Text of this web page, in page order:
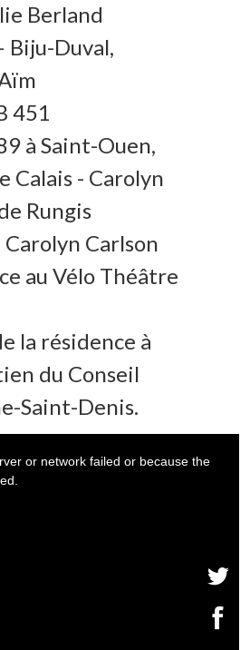
Berland
Biju-Duval,
451
à Saint-Ouen,
Calais - Carolyn
Rungis
Carlson
au Vélo Théâtre
la résidence à
du Conseil
Saint-Denis.